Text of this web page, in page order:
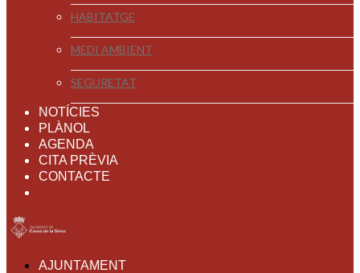
HABITATGE
MEDI AMBIENT
SEGURETAT
NOTÍCIES
PLÀNOL
AGENDA
CITA PRÈVIA
CONTACTE
AJUNTAMENT